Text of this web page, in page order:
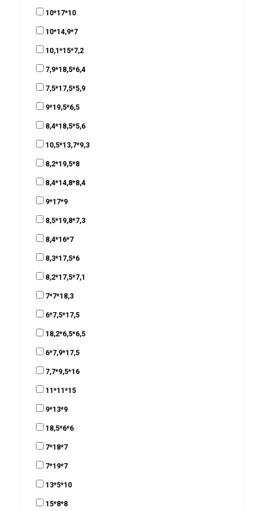
10*17*10
10*14,9*7
10,1*15*7,2
7,9*18,5*6,4
7,5*17,5*5,9
9*19,5*6,5
8,4*18,5*5,6
10,5*13,7*9,3
8,2*19,5*8
8,4*14,8*8,4
9*17*9
8,5*19,8*7,3
8,4*16*7
8,3*17,5*6
8,2*17,5*7,1
7*7*18,3
6*7,5*17,5
18,2*6,5*6,5
6*7,9*17,5
7,7*9,5*16
11*11*15
9*13*9
18,5*6*6
7*18*7
7*19*7
13*5*10
15*8*8